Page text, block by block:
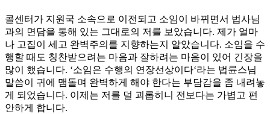
콜센터가 지원국 소속으로 이전되고 소임이 바뀌면서 법사님
과의 면담을 통해 있는 그대로의 저를 보았습니다. 제가 얼마
나 고집이 세고 완벽주의를 지향하는지 알았습니다. 소임을 수
행할 때도 칭찬받으려는 마음과 잘하려는 마음이 있어 긴장을
많이 했습니다. ‘소임은 수행의 연장선상이다‘라는 법륜스님
말씀이 귀에 맴돌며 완벽하게 해야 한다는 부담감을 좀 내려놓
게 되었습니다. 이제는 저를 덜 괴롭히니 전보다는 가볍고 편
안하게 합니다.